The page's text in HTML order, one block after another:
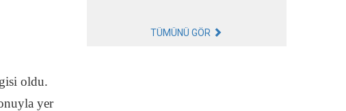
oldu.
yer
TÜMÜNÜ GÖR